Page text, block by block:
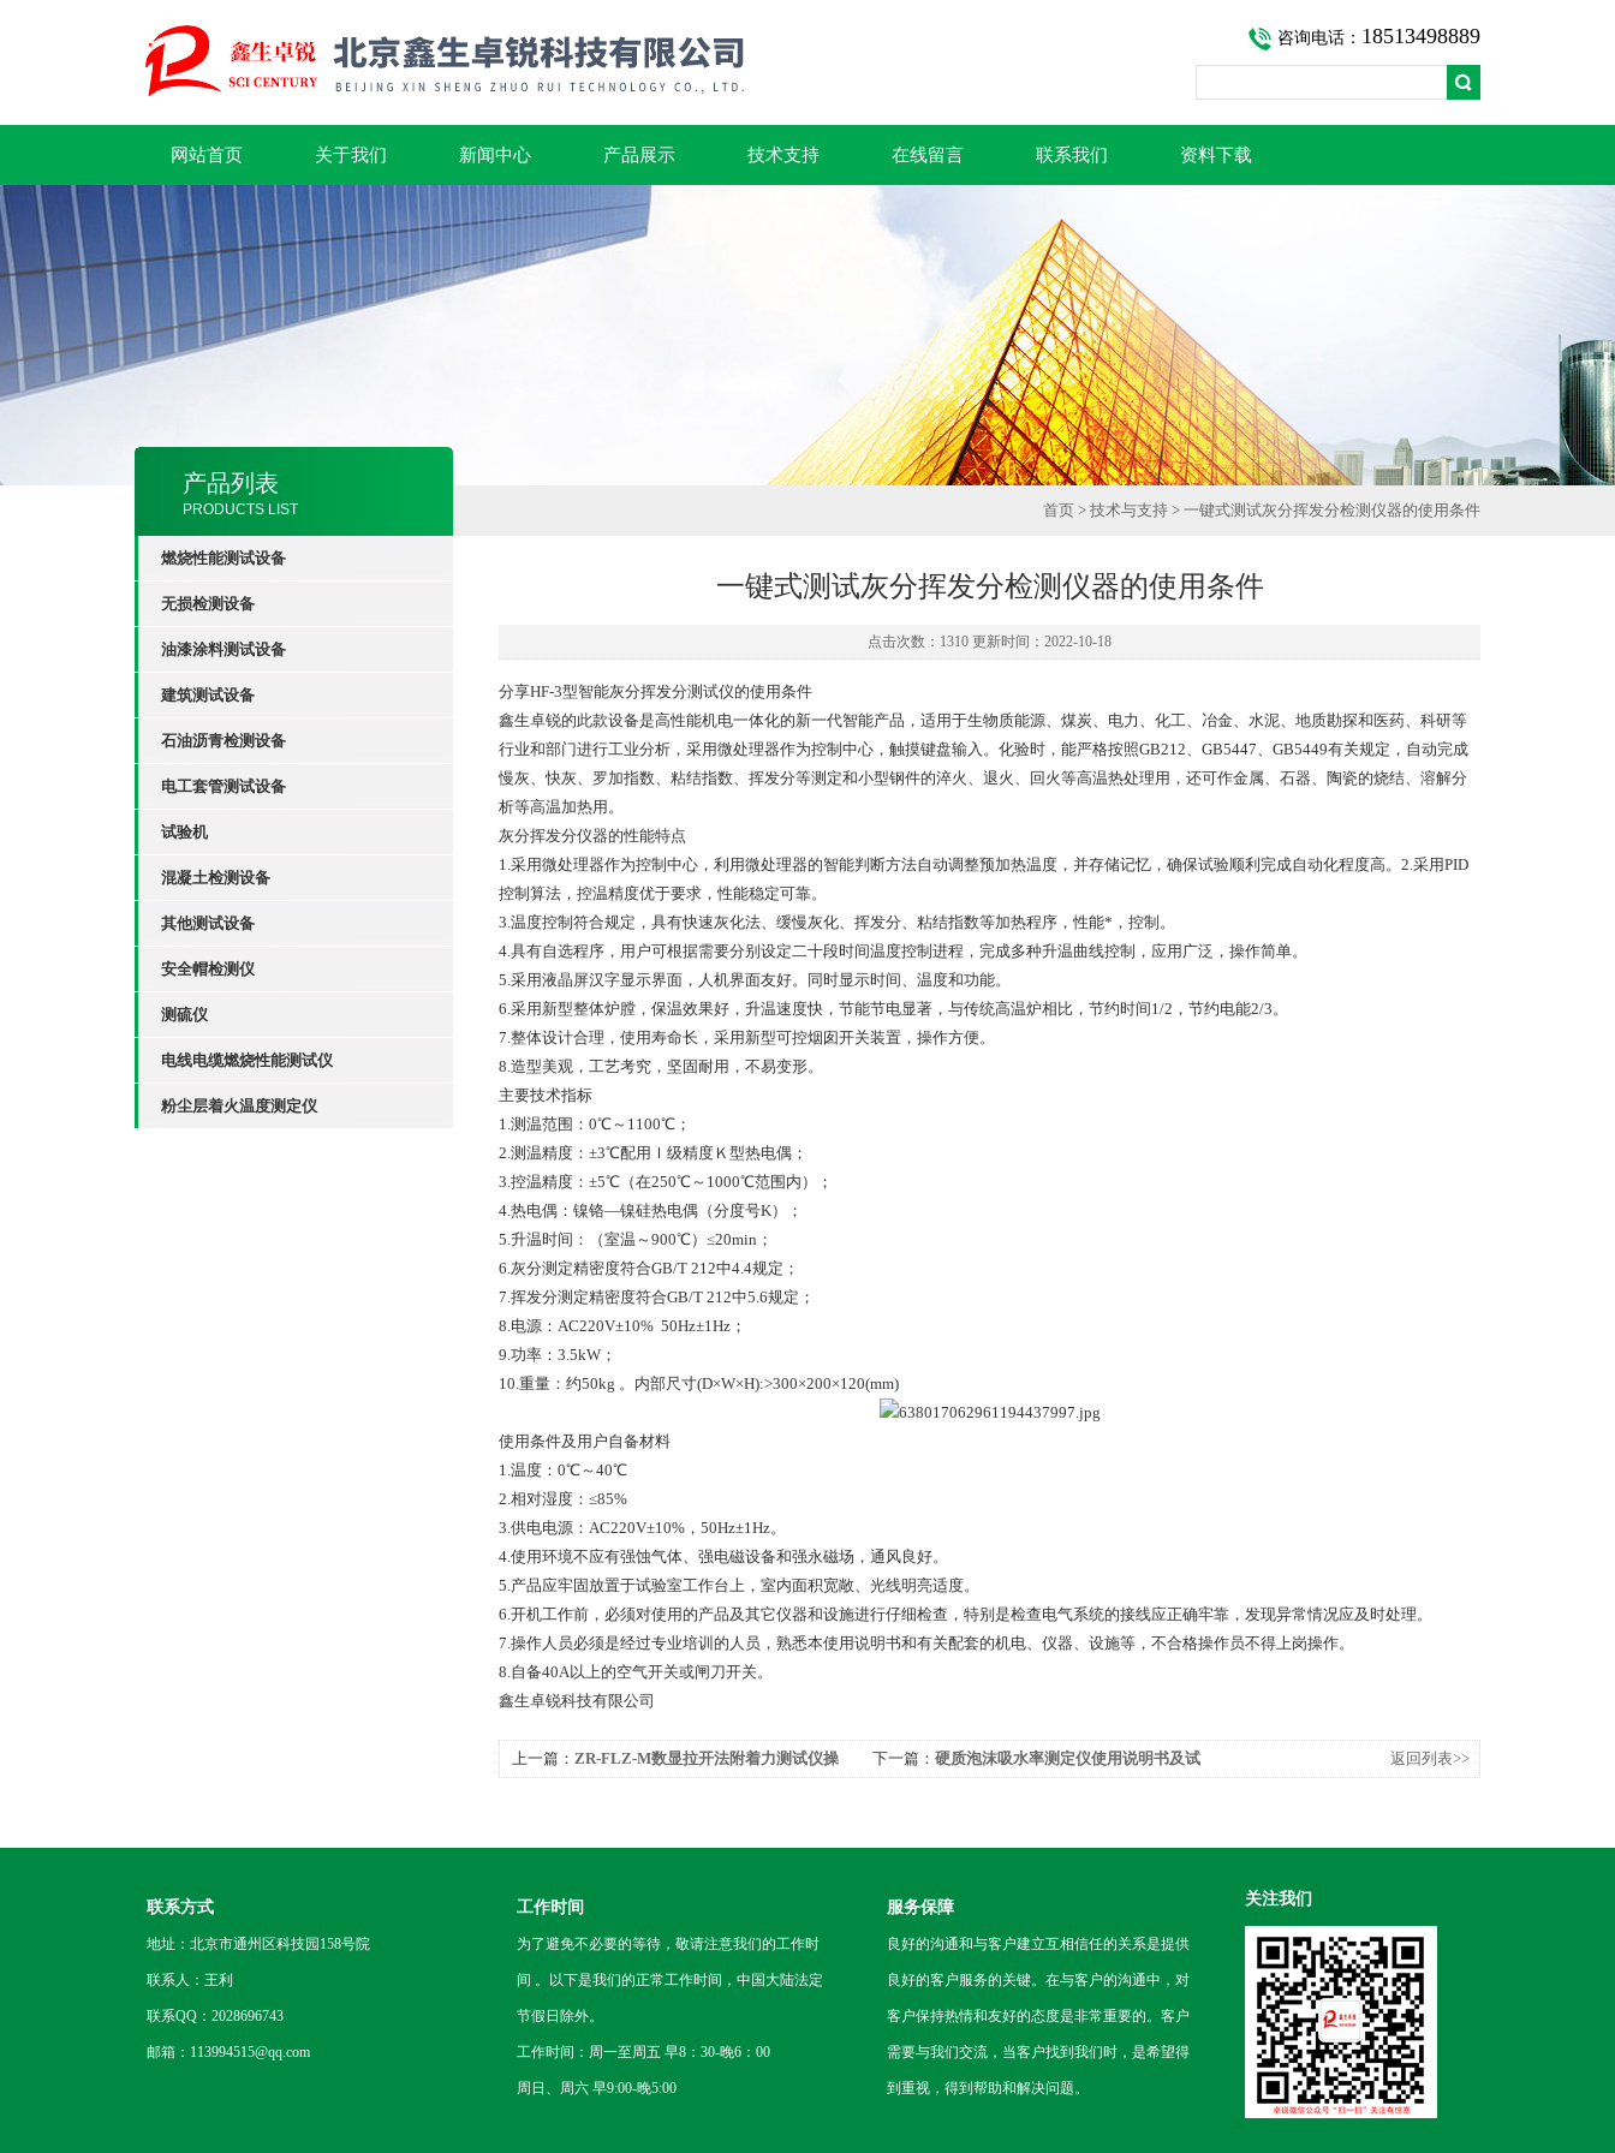
咨询电话： 18513498889
网站首页 关于我们 新闻中心 产品展示 技术支持 在线留言 联系我们 资料下载
产品列表
PRODUCTS LIST
燃烧性能测试设备
无损检测设备
油漆涂料测试设备
建筑测试设备
石油沥青检测设备
电工套管测试设备
试验机
混凝土检测设备
其他测试设备
安全帽检测仪
测硫仪
电线电缆燃烧性能测试仪
粉尘层着火温度测定仪
首页 > 技术与支持 > 一键式测试灰分挥发分检测仪器的使用条件
一键式测试灰分挥发分检测仪器的使用条件
点击次数：1310 更新时间：2022-10-18
分享HF-3型智能灰分挥发分测试仪的使用条件
鑫生卓锐的此款设备是高性能机电一体化的新一代智能产品，适用于生物质能源、煤炭、电力、化工、冶金、水泥、地质勘探和医药、科研等
行业和部门进行工业分析，采用微处理器作为控制中心，触摸键盘输入。化验时，能严格按照GB212、GB5447、GB5449有关规定，自动完成
慢灰、快灰、罗加指数、粘结指数、挥发分等测定和小型钢件的淬火、退火、回火等高温热处理用，还可作金属、石器、陶瓷的烧结、溶解分
析等高温加热用。
灰分挥发分仪器的性能特点
1.采用微处理器作为控制中心，利用微处理器的智能判断方法自动调整预加热温度，并存储记忆，确保试验顺利完成自动化程度高。 2.采用PID
控制算法，控温精度优于要求，性能稳定可靠。
3.温度控制符合规定，具有快速灰化法、缓慢灰化、挥发分、粘结指数等加热程序，性能*，控制。
4.具有自选程序，用户可根据需要分别设定二十段时间温度控制进程，完成多种升温曲线控制，应用广泛，操作简单。
5.采用液晶屏汉字显示界面，人机界面友好。同时显示时间、温度和功能。
6.采用新型整体炉膛，保温效果好，升温速度快，节能节电显著，与传统高温炉相比，节约时间1/2，节约电能2/3。
7.整体设计合理，使用寿命长，采用新型可控烟囱开关装置，操作方便。
8.造型美观，工艺考究，坚固耐用，不易变形。
主要技术指标
1.测温范围：0℃～1100℃；
2.测温精度：±3℃配用Ｉ级精度Ｋ型热电偶；
3.控温精度：±5℃（在250℃～1000℃范围内）；
4.热电偶：镍铬—镍硅热电偶（分度号K）；
5.升温时间：（室温～900℃）≤20min；
6.灰分测定精密度符合GB/T 212中4.4规定；
7.挥发分测定精密度符合GB/T 212中5.6规定；
8.电源：AC220V±10% 50Hz±1Hz；
9.功率：3.5kW；
10.重量：约50kg 。内部尺寸(D×W×H):>300×200×120(mm)
使用条件及用户自备材料
1.温度：0℃～40℃
2.相对湿度：≤85%
3.供电电源：AC220V±10%，50Hz±1Hz。
4.使用环境不应有强蚀气体、强电磁设备和强永磁场，通风良好。
5.产品应牢固放置于试验室工作台上，室内面积宽敞、光线明亮适度。
6.开机工作前，必须对使用的产品及其它仪器和设施进行仔细检查，特别是检查电气系统的接线应正确牢靠，发现异常情况应及时处理。
7.操作人员必须是经过专业培训的人员，熟悉本使用说明书和有关配套的机电、仪器、设施等，不合格操作员不得上岗操作。
8.自备40A以上的空气开关或闸刀开关。
鑫生卓锐科技有限公司
上一篇： ZR-FLZ-M数显拉开法附着力测试仪操
下一篇： 硬质泡沫吸水率测定仪使用说明书及试
返回列表>>
联系方式
地址：北京市通州区科技园158号院
联系人：王利
联系QQ：2028696743
邮箱：113994515@qq.com
工作时间
为了避免不必要的等待，敬请注意我们的工作时
间 。以下是我们的正常工作时间，中国大陆法定
节假日除外。
工作时间：周一至周五 早8：30-晚6：00
周日、周六 早9:00-晚5:00
服务保障
良好的沟通和与客户建立互相信任的关系是提供
良好的客户服务的关键。在与客户的沟通中，对
客户保持热情和友好的态度是非常重要的。客户
需要与我们交流，当客户找到我们时，是希望得
到重视，得到帮助和解决问题。
关注我们